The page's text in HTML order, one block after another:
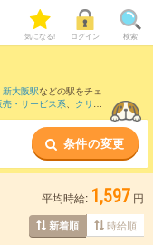
気になる! ログイン 検索
新大阪駅などの駅をチェ
売・サービス系、 クリエ
条件の変更
平均時給: 1,597 円
新着順 時給順